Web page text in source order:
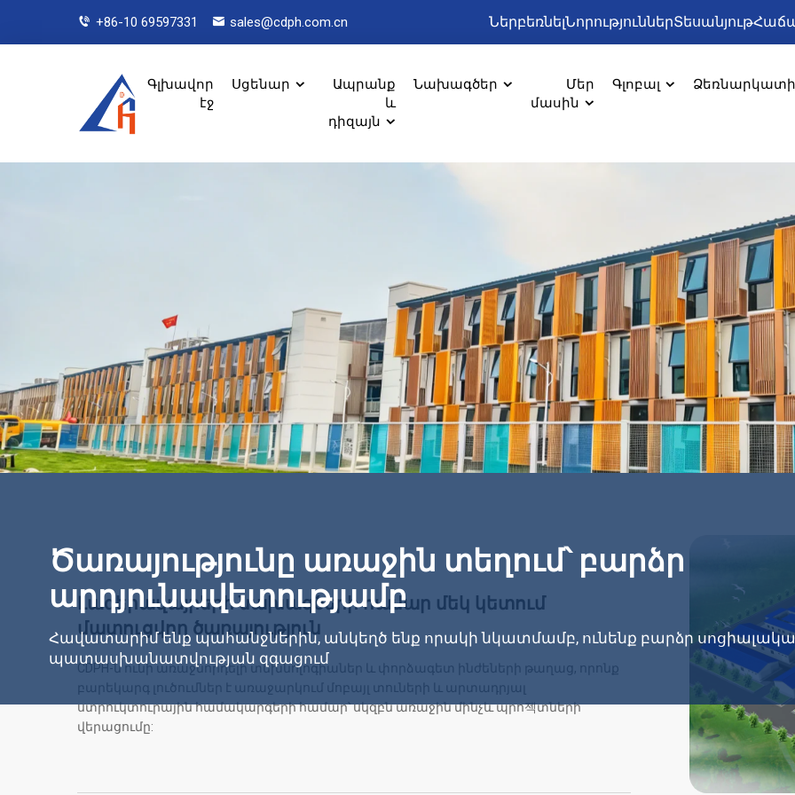
+86-10 69597331 sales@cdph.com.cn ՆերբեռնելՆորություններՏեսանյութ
Գլխավոր
էջ
Սցենար
Ապրանք
և
դիզայն
Նախագծեր
Մեր
մասին
Գլոբալ
Ծառայությունը առաջին տեղում՝ բարձր
արդյունավետությամբ
Հավատարիմ ենք պահանջներին, անկեղծ ենք որակի նկատմամբ, ունենք բարձր
պատասխանատվության զգացում
Լագերավայրերի նախագծերի համար մեկ կետում
մատուցվող ծառայություն
CDPH-ն ունի առաջնորդելի տեխնոլոգիաներ և փորձագետ ինժեների թաղաց, որոնք
բարեկարգ լուծումներ է առաջարկում մոբայլ տուների և արտադրյալ
ստրուկտուրային համակարգերի համար՝ սկզբն առաջին մինչև պրո젝տների
վերացումը: